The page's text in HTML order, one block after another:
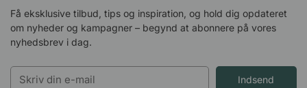
Få eksklusive tilbud, tips og inspiration, og hold dig opdateret
om nyheder og kampagner – begynd at abonnere på vores
nyhedsbrev i dag.
Indsend